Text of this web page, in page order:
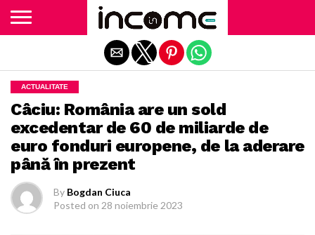
ACTUALITATE
Câciu: România are un sold
excedentar de 60 de miliarde de
euro fonduri europene, de la aderare
până în prezent
By Bogdan Ciuca
Posted on 28 noiembrie 2023
Exit mobile version